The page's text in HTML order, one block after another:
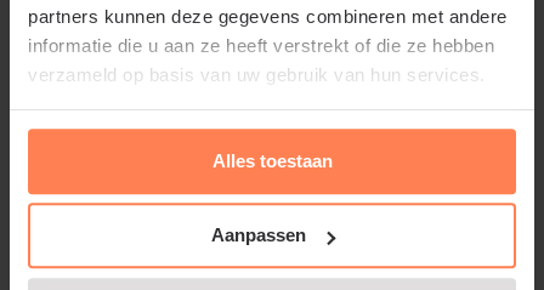
partners kunnen deze gegevens combineren met andere
informatie die u aan ze heeft verstrekt of die ze hebben
verzameld op basis van uw gebruik van hun services.
Alles toestaan
Aanpassen
stengels verschijnen tot wel 12 rozen in één bundel.
De rozen komen één voor één in bloei wat leidt tot
een prachtig kleurenpallet. Deze trosroos wordt
ongeveer 60 centimeter hoor. U snoeit deze roos in
maart tot 15 centimeter boven de grond af voor het
Het maakt niet uit of u een kleine of een grote tuin